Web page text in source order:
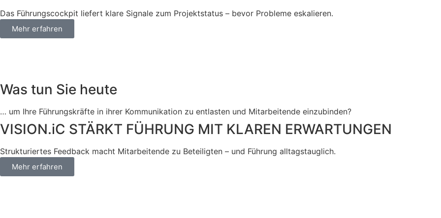
Das Führungscockpit liefert klare Signale zum Projektstatus – bevor Probleme eskalieren.
Mehr erfahren
Was tun Sie heute
… um Ihre Führungskräfte in ihrer Kommunikation zu entlasten und Mitarbeitende einzubinden?
VISION.iC STÄRKT FÜHRUNG MIT KLAREN ERWARTUNGEN
Strukturiertes Feedback macht Mitarbeitende zu Beteiligten – und Führung alltagstauglich.
Mehr erfahren